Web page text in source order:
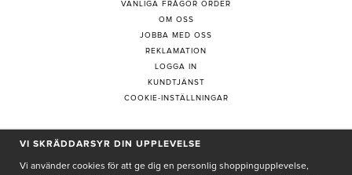
VANLIGA FRÅGOR ORDER
OM OSS
JOBBA MED OSS
REKLAMATION
LOGGA IN
KUNDTJÄNST
COOKIE-INSTÄLLNINGAR
PRENUMERERA PÅ NYHETSBREV
VI SKRÄDDARSYR DIN UPPLEVELSE
Vi använder cookies för att ge dig en personlig shoppingupplevelse,